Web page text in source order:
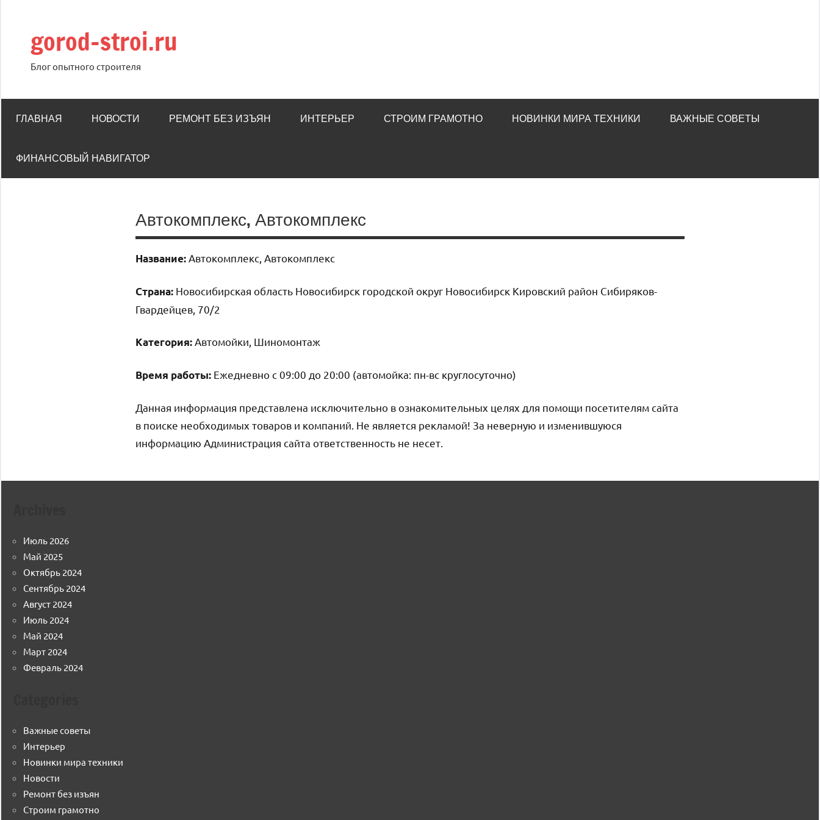
содержимому
gorod-stroi.ru
Блог опытного строителя
ГЛАВНАЯ НОВОСТИ РЕМОНТ БЕЗ ИЗЪЯН ИНТЕРЬЕР СТРОИМ ГРАМОТНО НОВИНКИ МИРА ТЕХНИКИ ВАЖНЫЕ СОВЕТЫ
ФИНАНСОВЫЙ НАВИГАТОР
Автокомплекс, Автокомплекс
Название: Автокомплекс, Автокомплекс
Страна: Новосибирская область Новосибирск городской округ Новосибирск Кировский район Сибиряков-
Гвардейцев, 70/2
Категория: Автомойки, Шиномонтаж
Время работы: Ежедневно с 09:00 до 20:00 (автомойка: пн-вс круглосуточно)
Данная информация представлена исключительно в ознакомительных целях для помощи посетителям сайта
в поиске необходимых товаров и компаний. Не является рекламой! За неверную и изменившуюся
информацию Администрация сайта ответственность не несет.
Июль 2026
Май 2025
Октябрь 2024
Сентябрь 2024
Август 2024
Июль 2024
Май 2024
Март 2024
Февраль 2024
Важные советы
Интерьер
Новинки мира техники
Новости
Ремонт без изъян
Строим грамотно